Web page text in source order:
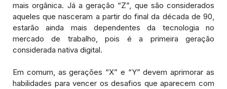
mais orgânica. Já a geração “Z”, que são considerados
aqueles que nasceram a partir do final da década de 90,
estarão ainda mais dependentes da tecnologia no
mercado de trabalho, pois é a primeira geração
considerada nativa digital.
Em comum, as gerações “X” e “Y” devem aprimorar as
habilidades para vencer os desafios que aparecem com